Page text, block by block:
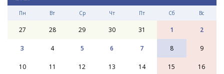
Пн Вт Ср Чт Пт Сб Вс
27 28 29 30 31 1 2
3 4 5 6 7 8 9
10 11 12 13 14 15 16